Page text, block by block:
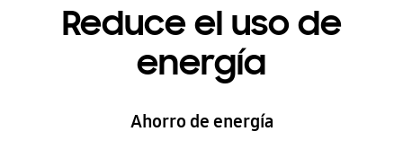
Reduce el uso de
energía
Ahorro de energía